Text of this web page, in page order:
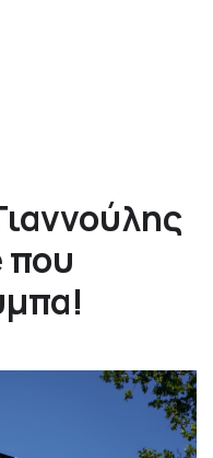
που